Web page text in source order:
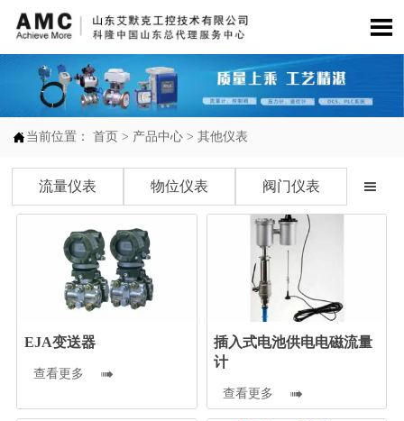

 当前位置： 首页 > 产品中心 > 其他仪表
流量仪表 物位仪表 阀门仪表 
EJA变送器
查看更多 
插入式电池供电电磁流量
计
查看更多 